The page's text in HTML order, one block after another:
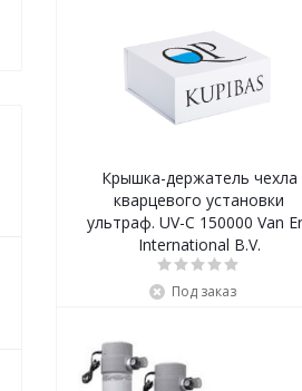
Крышка-держатель чехла
кварцевого установки
ультраф. UV-C 150000 Van Erp
International B.V.
Под заказ